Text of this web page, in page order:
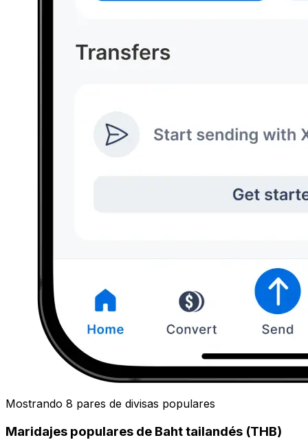
Mostrando 8 pares de divisas populares
Maridajes populares de Baht tailandés (THB)